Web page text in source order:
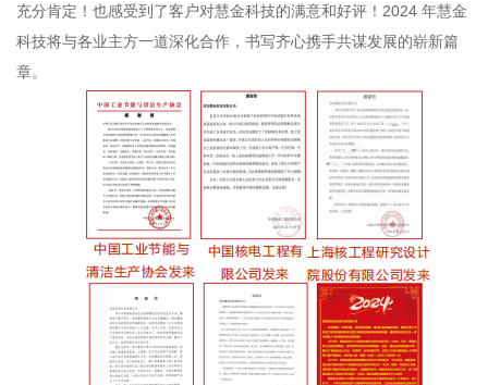
充分肯定！也感受到了客户对慧金科技的满意和好评！2024 年慧金
科技将与各业主方一道深化合作，书写齐心携手共谋发展的崭新篇
章。